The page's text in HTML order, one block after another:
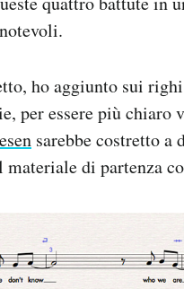
ho aggiunto sui
per essere più chiaro
sarebbe costretto a
di partenza